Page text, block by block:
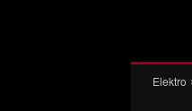
Elektro